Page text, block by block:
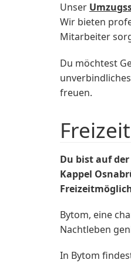
Unser
Wir bieten
Mitarbeiter
Du möchtest
freuen.
Du bist auf
Kappel
Bytom, eine
Nachtleben
In Bytom